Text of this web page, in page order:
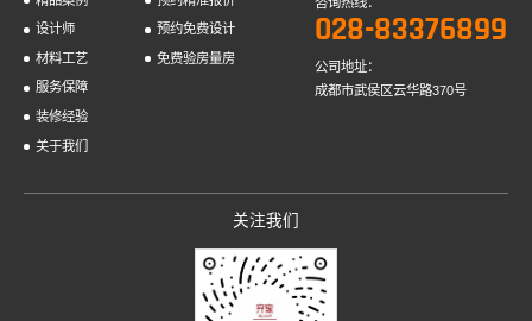
设计师
材料工艺
服务保障
装修经验
关于我们
预约免费设计
免费验房量房
028-83376899
公司地址：
成都市武侯区云华路370号
关注我们